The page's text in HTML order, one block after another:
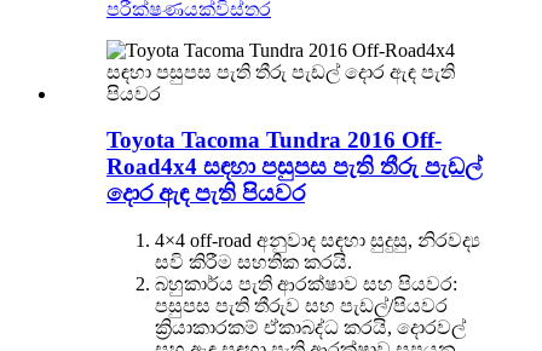
පරීක්ෂණයක්විස්තර
Toyota Tacoma Tundra 2016 Off-
Road4x4 සඳහා පසුපස පැති තීරු පැඩල්
දොර ඇඳ පැති පියවර
4×4 off-road අනුවාද සඳහා සුදුසු, නිරවද්‍ය
සවි කිරීම සහතික කරයි.
බහුකාර්ය පැති ආරක්ෂාව සහ පියවර:
පසුපස පැති තීරුව සහ පැඩල්/පියවර
ක්‍රියාකාරකම් ඒකාබද්ධ කරයි, දොරවල්